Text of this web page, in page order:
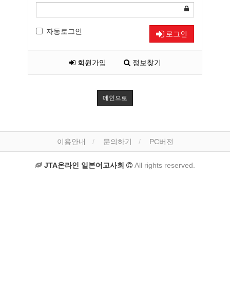
자동로그인 로그인
회원가입 정보찾기
메인으로
이용안내 문의하기 PC버전
JTA온라인 일본어교사회 All rights reserved.